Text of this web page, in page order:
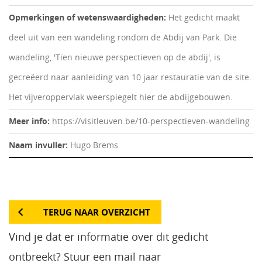
Opmerkingen of wetenswaardigheden: Het gedicht maakt
deel uit van een wandeling rondom de Abdij van Park. Die
wandeling, 'Tien nieuwe perspectieven op de abdij', is
gecreëerd naar aanleiding van 10 jaar restauratie van de site.
Het vijveroppervlak weerspiegelt hier de abdijgebouwen.
Meer info: https://visitleuven.be/10-perspectieven-wandeling
Naam invuller: Hugo Brems
TERUG NAAR OVERZICHT
Vind je dat er informatie over dit gedicht
ontbreekt? Stuur een mail naar